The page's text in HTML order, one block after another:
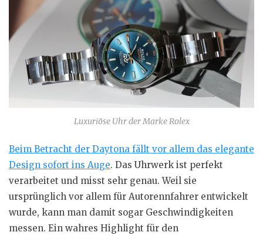
Luxuriöse Uhr der Marke Rolex
Beim Betracht der Daytona fällt vor allem das elegante
Design sofort ins Auge. Das Uhrwerk ist perfekt
verarbeitet und misst sehr genau. Weil sie
ursprünglich vor allem für Autorennfahrer entwickelt
wurde, kann man damit sogar Geschwindigkeiten
messen. Ein wahres Highlight für den